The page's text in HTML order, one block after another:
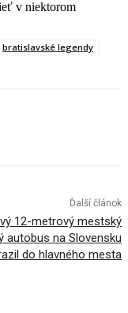
v niektorom
bratislavské legendy
Ďalší článok
12-metrový mestský
autobus na Slovensku
do hlavného mesta